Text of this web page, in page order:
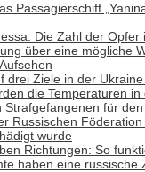
Passagierschiff
Die Zahl der Opfer
über eine mögliche
drei Ziele in der
die Temperaturen
für
Russischen
wurde
Richtungen: So
haben eine